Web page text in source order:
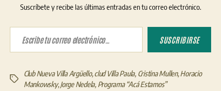
Suscríbete y recibe las últimas entradas en tu correo electrónico.
Escribe tu correo electrónico…
SUSCRIBIRSE
Etiquetas
Club Nueva Villa Argüello,clud Villa Paula, Cristina Mullen,Horacio
Mankowsky,Jorge Nedela, Programa “Acá Estamos”